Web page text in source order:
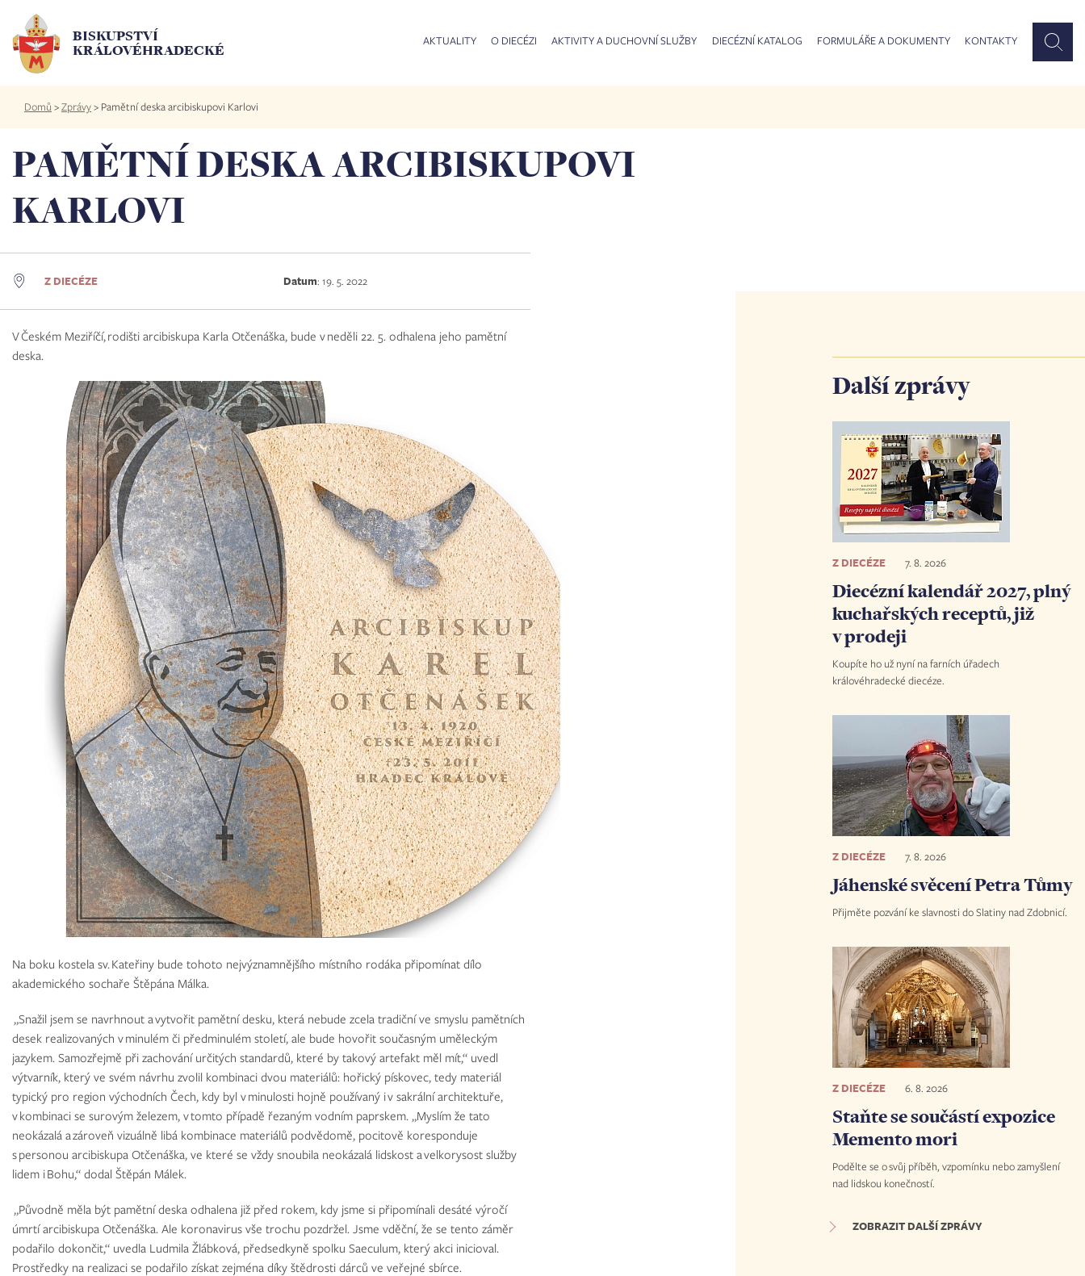
hlavnímu
obsahu
BISKUPSTVÍ
KRÁLOVÉHRADECKÉ
AKTUALITY O DIECÉZI AKTIVITY A DUCHOVNÍ SLUŽBY DIECÉZNÍ KATALOG FORMULÁŘE A DOKUMENTY KONTAKTY
Drobečková
navigace
Domů >Zprávy> Pamětní deska arcibiskupovi Karlovi
PAMĚTNÍ DESKA ARCIBISKUPOVI
KARLOVI
Z DIECÉZE Datum: 19. 5. 2022
V Českém Meziříčí, rodišti arcibiskupa Karla Otčenáška, bude v neděli 22. 5. odhalena jeho pamětní
deska.
Na boku kostela sv. Kateřiny bude tohoto nejvýznamnějšího místního rodáka připomínat dílo
akademického sochaře Štěpána Málka.
„Snažil jsem se navrhnout a vytvořit pamětní desku, která nebude zcela tradiční ve smyslu pamětních
desek realizovaných v minulém či předminulém století, ale bude hovořit současným uměleckým
jazykem. Samozřejmě při zachování určitých standardů, které by takový artefakt měl mít,“ uvedl
výtvarník, který ve svém návrhu zvolil kombinaci dvou materiálů: hořický pískovec, tedy materiál
typický pro region východních Čech, kdy byl v minulosti hojně používaný i v sakrální architektuře,
v kombinaci se surovým železem, v tomto případě řezaným vodním paprskem. „Myslím že tato
neokázalá a zároveň vizuálně libá kombinace materiálů podvědomě, pocitově koresponduje
s personou arcibiskupa Otčenáška, ve které se vždy snoubila neokázalá lidskost a velkorysost služby
lidem i Bohu,“ dodal Štěpán Málek.
„Původně měla být pamětní deska odhalena již před rokem, kdy jsme si připomínali desáté výročí
úmrtí arcibiskupa Otčenáška. Ale koronavirus vše trochu pozdržel. Jsme vděční, že se tento záměr
podařilo dokončit,“ uvedla Ludmila Žlábková, předsedkyně spolku Saeculum, který akci inicioval.
Prostředky na realizaci se podařilo získat zejména díky štědrosti dárců ve veřejné sbírce.
Další zprávy
Z DIECÉZE 7. 8. 2026
Diecézní kalendář 2027, plný
kuchařských receptů, již
v prodeji
Koupíte ho už nyní na farních úřadech
královéhradecké diecéze.
Z DIECÉZE 7. 8. 2026
Jáhenské svěcení Petra Tůmy
Přijměte pozvání ke slavnosti do Slatiny nad Zdobnicí.
Z DIECÉZE 6. 8. 2026
Staňte se součástí expozice
Memento mori
Podělte se o svůj příběh, vzpomínku nebo zamyšlení
nad lidskou konečností.
ZOBRAZIT DALŠÍ ZPRÁVY